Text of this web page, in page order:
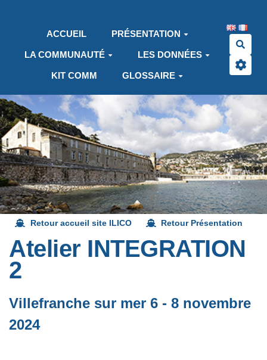
ACCUEIL
PRÉSENTATION
LA COMMUNAUTÉ LES DONNÉES
KIT COMM GLOSSAIRE
Retour accueil site ILICO Retour Présentation
Atelier INTEGRATION
2
Villefranche sur mer 6 - 8 novembre
2024